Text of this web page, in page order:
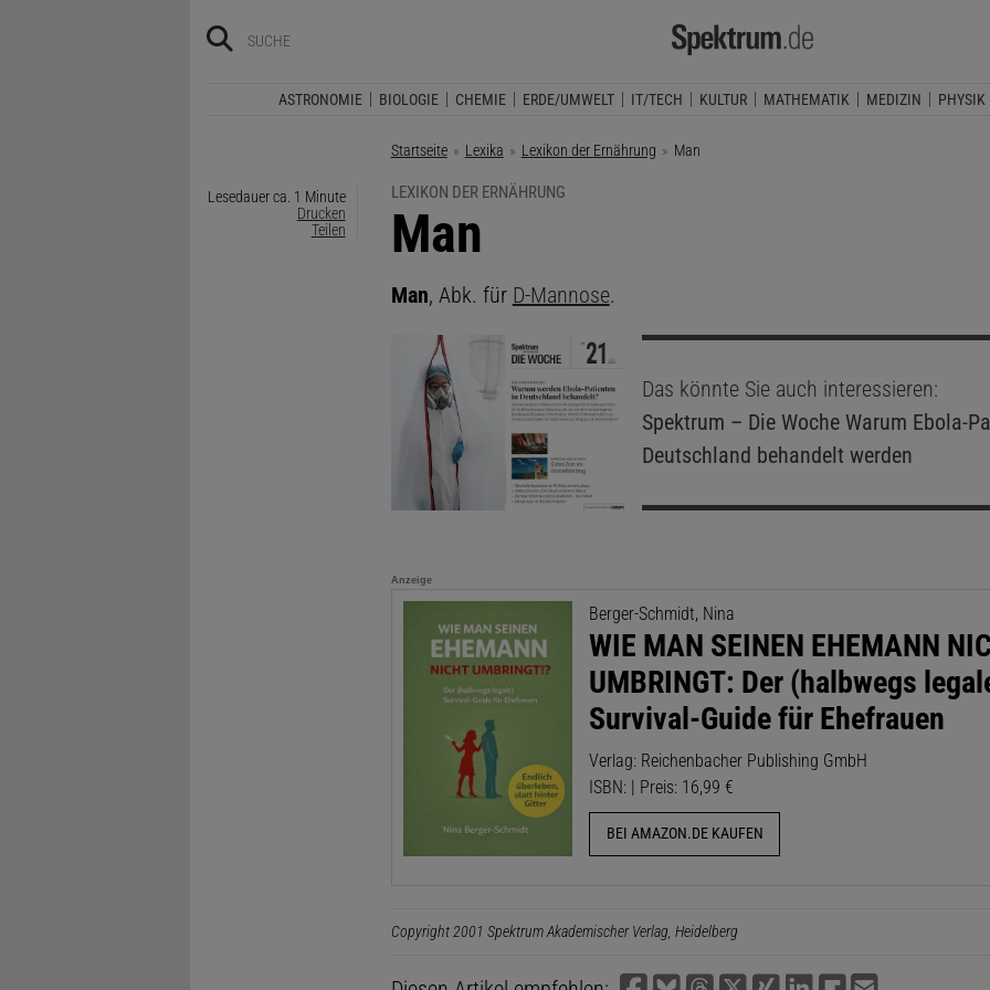
ASTRONOMIE BIOLOGIE CHEMIE ERDE/UMWELT IT/TECH KULTUR MATHEMATIK MEDIZIN PHYSIK
Startseite Lexika Lexikon der Ernährung Aktuelle Seite:
Man
Lesedauer ca. 1 Minute
Drucken
Teilen
LEXIKON DER ERNÄHRUNG
:
Man
Man, Abk. für D-Mannose.
Das könnte Sie auch interessieren:
Spektrum – Die WocheWarum Ebola-
Deutschland behandelt werden
Anzeige
Berger-Schmidt, Nina
WIE MAN SEINEN EHEMANN
UMBRINGT: Der (halbwegs
Survival-Guide für Ehefrauen
Verlag: Reichenbacher Publishing GmbH
ISBN: | Preis: 16,99 €
BEI AMAZON.DE KAUFEN
Copyright 2001 Spektrum Akademischer Verlag, Heidelberg